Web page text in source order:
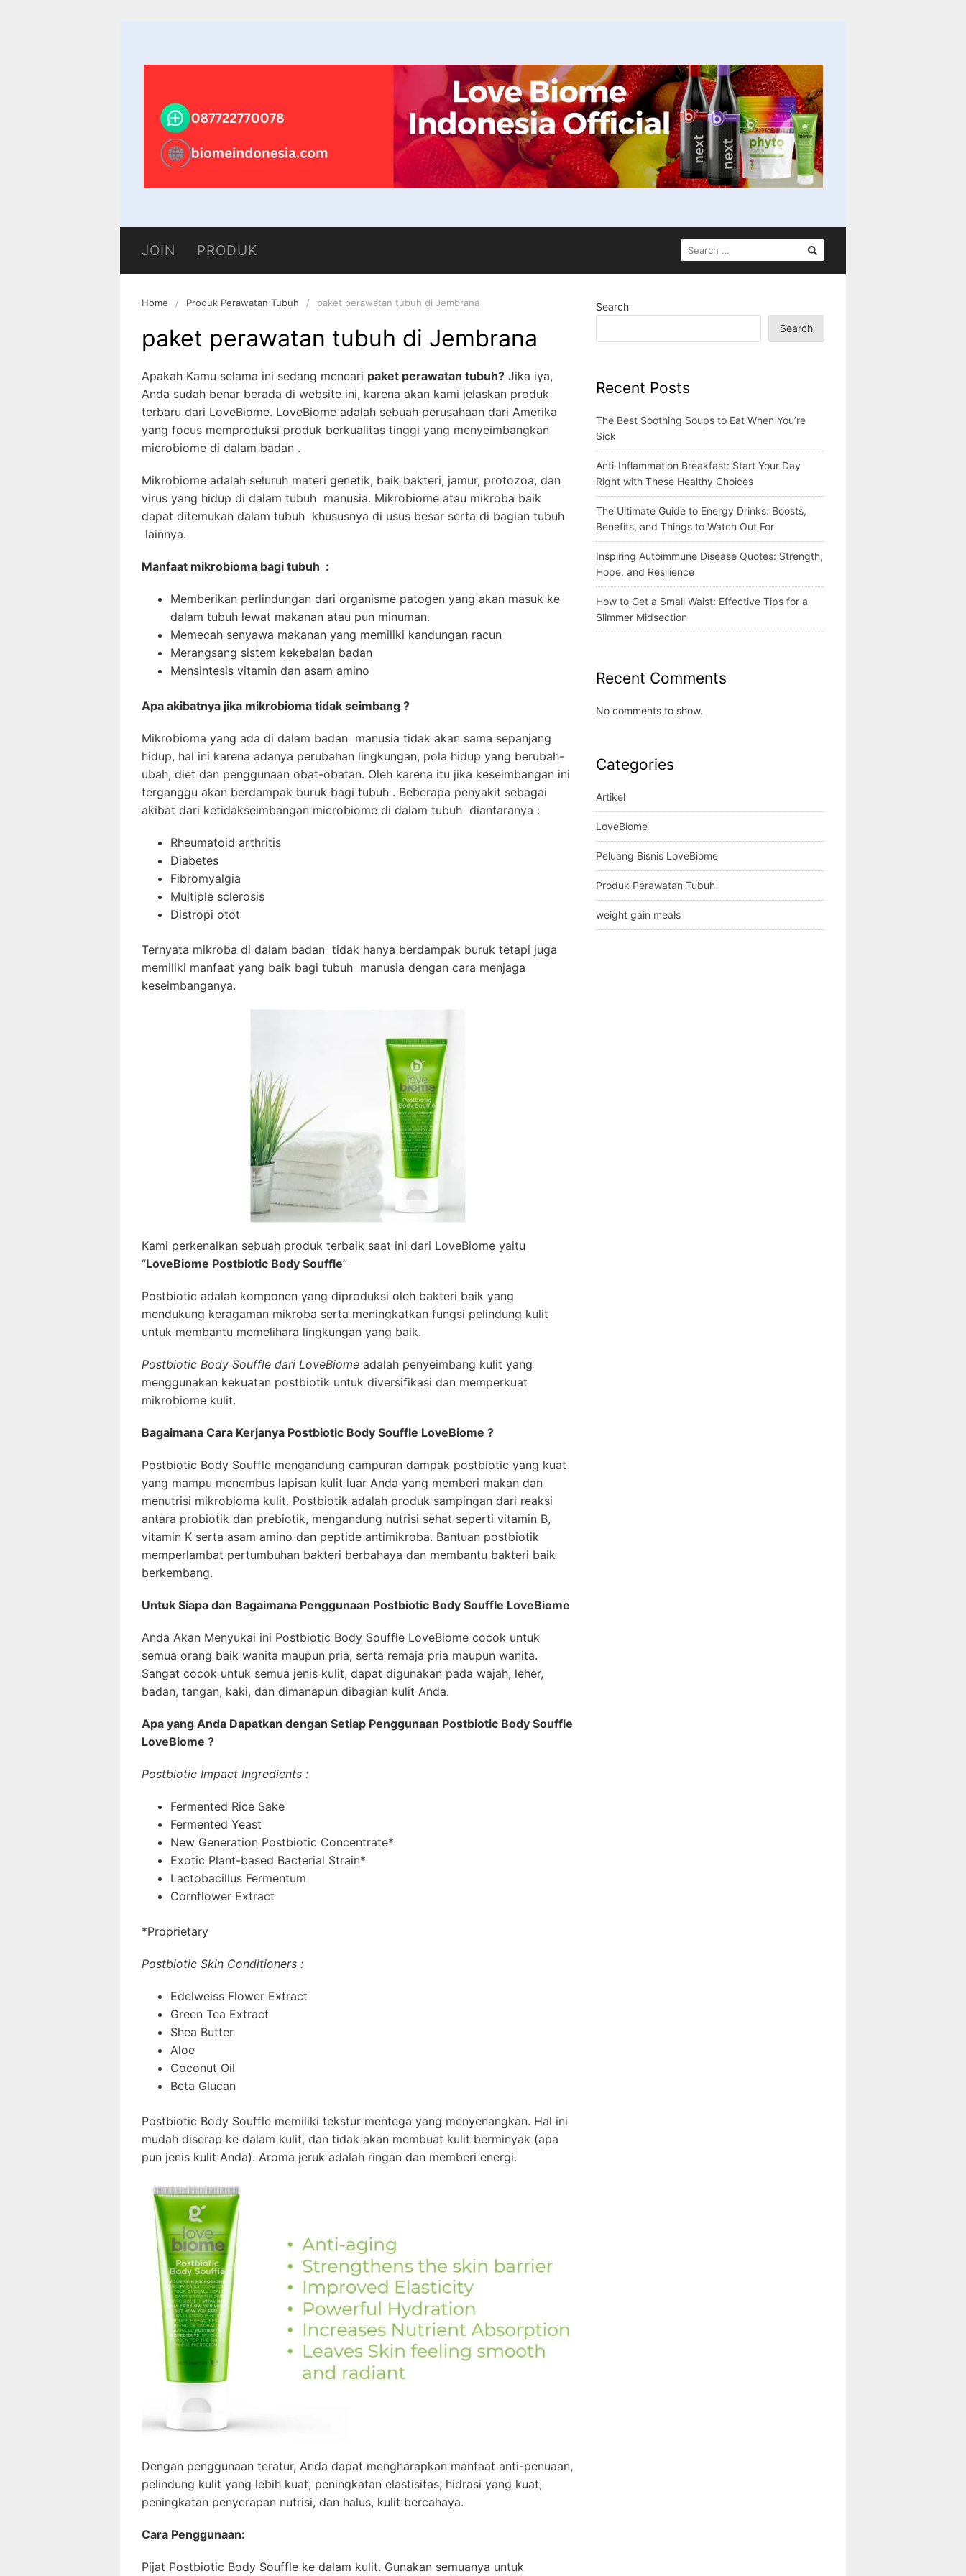
JOIN PRODUK
SEARCH
FOR:
Home Produk Perawatan Tubuh paket perawatan tubuh di Jembrana
paket perawatan tubuh di Jembrana
Apakah Kamu selama ini sedang mencari paket perawatan tubuh? Jika iya,
Anda sudah benar berada di website ini, karena akan kami jelaskan produk
terbaru dari LoveBiome. LoveBiome adalah sebuah perusahaan dari Amerika
yang focus memproduksi produk berkualitas tinggi yang menyeimbangkan
microbiome di dalam badan .
Mikrobiome adalah seluruh materi genetik, baik bakteri, jamur, protozoa, dan
virus yang hidup di dalam tubuh manusia. Mikrobiome atau mikroba baik
dapat ditemukan dalam tubuh khususnya di usus besar serta di bagian tubuh
lainnya.
Manfaat mikrobioma bagi tubuh :
Memberikan perlindungan dari organisme patogen yang akan masuk ke
dalam tubuh lewat makanan atau pun minuman.
Memecah senyawa makanan yang memiliki kandungan racun
Merangsang sistem kekebalan badan
Mensintesis vitamin dan asam amino
Apa akibatnya jika mikrobioma tidak seimbang ?
Mikrobioma yang ada di dalam badan manusia tidak akan sama sepanjang
hidup, hal ini karena adanya perubahan lingkungan, pola hidup yang berubah-
ubah, diet dan penggunaan obat-obatan. Oleh karena itu jika keseimbangan ini
terganggu akan berdampak buruk bagi tubuh . Beberapa penyakit sebagai
akibat dari ketidakseimbangan microbiome di dalam tubuh diantaranya :
Rheumatoid arthritis
Diabetes
Fibromyalgia
Multiple sclerosis
Distropi otot
Ternyata mikroba di dalam badan tidak hanya berdampak buruk tetapi juga
memiliki manfaat yang baik bagi tubuh manusia dengan cara menjaga
keseimbanganya.
Kami perkenalkan sebuah produk terbaik saat ini dari LoveBiome yaitu
“LoveBiome Postbiotic Body Souffle”
Postbiotic adalah komponen yang diproduksi oleh bakteri baik yang
mendukung keragaman mikroba serta meningkatkan fungsi pelindung kulit
untuk membantu memelihara lingkungan yang baik.
Postbiotic Body Souffle dari LoveBiome adalah penyeimbang kulit yang
menggunakan kekuatan postbiotik untuk diversifikasi dan memperkuat
mikrobiome kulit.
Bagaimana Cara Kerjanya Postbiotic Body Souffle LoveBiome ?
Postbiotic Body Souffle mengandung campuran dampak postbiotic yang kuat
yang mampu menembus lapisan kulit luar Anda yang memberi makan dan
menutrisi mikrobioma kulit. Postbiotik adalah produk sampingan dari reaksi
antara probiotik dan prebiotik, mengandung nutrisi sehat seperti vitamin B,
vitamin K serta asam amino dan peptide antimikroba. Bantuan postbiotik
memperlambat pertumbuhan bakteri berbahaya dan membantu bakteri baik
berkembang.
Untuk Siapa dan Bagaimana Penggunaan Postbiotic Body Souffle LoveBiome
Anda Akan Menyukai ini Postbiotic Body Souffle LoveBiome cocok untuk
semua orang baik wanita maupun pria, serta remaja pria maupun wanita.
Sangat cocok untuk semua jenis kulit, dapat digunakan pada wajah, leher,
badan, tangan, kaki, dan dimanapun dibagian kulit Anda.
Apa yang Anda Dapatkan dengan Setiap Penggunaan Postbiotic Body Souffle
LoveBiome ?
Postbiotic Impact Ingredients :
Fermented Rice Sake
Fermented Yeast
New Generation Postbiotic Concentrate*
Exotic Plant-based Bacterial Strain*
Lactobacillus Fermentum
Cornflower Extract
*Proprietary
Postbiotic Skin Conditioners :
Edelweiss Flower Extract
Green Tea Extract
Shea Butter
Aloe
Coconut Oil
Beta Glucan
Postbiotic Body Souffle memiliki tekstur mentega yang menyenangkan. Hal ini
mudah diserap ke dalam kulit, dan tidak akan membuat kulit berminyak (apa
pun jenis kulit Anda). Aroma jeruk adalah ringan dan memberi energi.
Dengan penggunaan teratur, Anda dapat mengharapkan manfaat anti-penuaan,
pelindung kulit yang lebih kuat, peningkatan elastisitas, hidrasi yang kuat,
peningkatan penyerapan nutrisi, dan halus, kulit bercahaya.
Cara Penggunaan:
Pijat Postbiotic Body Souffle ke dalam kulit. Gunakan semuanya untuk
Search
Search
Recent Posts
The Best Soothing Soups to Eat When You’re
Sick
Anti-Inflammation Breakfast: Start Your Day
Right with These Healthy Choices
The Ultimate Guide to Energy Drinks: Boosts,
Benefits, and Things to Watch Out For
Inspiring Autoimmune Disease Quotes: Strength,
Hope, and Resilience
How to Get a Small Waist: Effective Tips for a
Slimmer Midsection
Recent Comments
No comments to show.
Categories
Artikel
LoveBiome
Peluang Bisnis LoveBiome
Produk Perawatan Tubuh
weight gain meals